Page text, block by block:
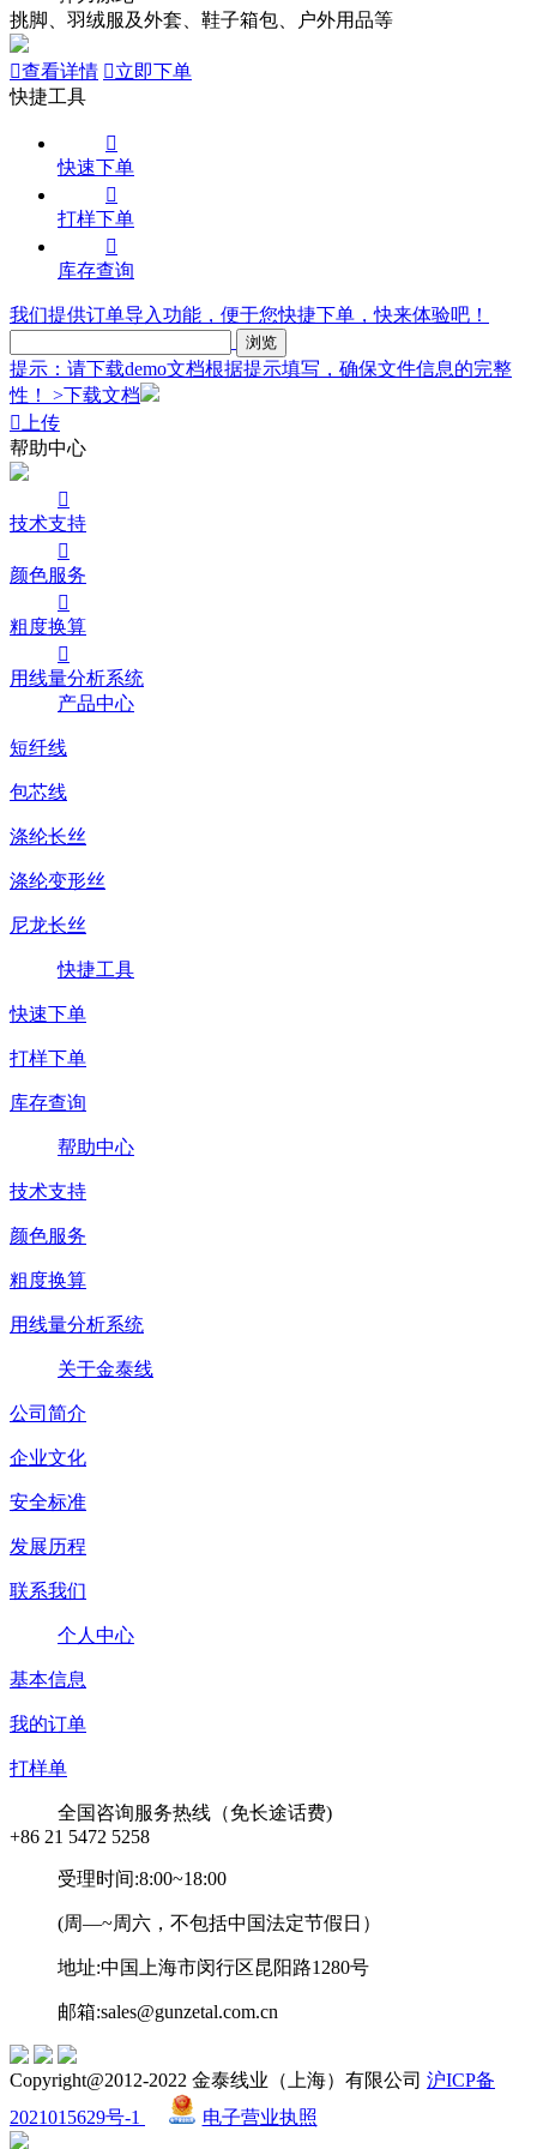
挑脚、羽绒服及外套、鞋子箱包、户外用品等
查看详情 立即下单
快捷工具

快速下单

打样下单

库存查询
我们提供订单导入功能，便于您快捷下单，快来体验吧！
提示：请下载demo文档根据提示填写，确保文件信息的完整
性！
>下载文档
 上传
帮助中心

技术支持

颜色服务

粗度换算

用线量分析系统
产品中心
短纤线
包芯线
涤纶长丝
涤纶变形丝
尼龙长丝
快捷工具
快速下单
打样下单
库存查询
帮助中心
技术支持
颜色服务
粗度换算
用线量分析系统
关于金泰线
公司简介
企业文化
安全标准
发展历程
联系我们
个人中心
基本信息
我的订单
打样单
全国咨询服务热线（免长途话费)
+86 21 5472 5258
受理时间:8:00~18:00
(周—~周六，不包括中国法定节假日）
地址:中国上海市闵行区昆阳路1280号
邮箱:sales@gunzetal.com.cn
Copyright@2012-2022 金泰线业（上海）有限公司 沪ICP备
2021015629号-1
电子营业执照